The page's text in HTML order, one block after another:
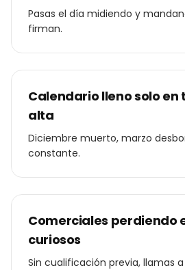
Pasas el día midiendo y
firman.
Calendario lleno solo
alta
Diciembre muerto, marzo
constante.
Comerciales perdiendo
curiosos
Sin cualificación previa, llamas